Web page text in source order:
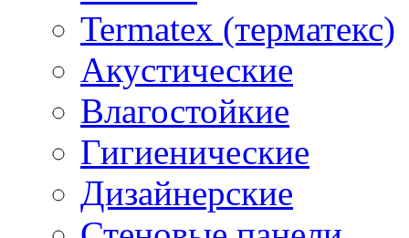
Termatex (терматекс)
Акустические
Влагостойкие
Гигиенические
Дизайнерские